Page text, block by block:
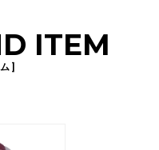
ITEM
]